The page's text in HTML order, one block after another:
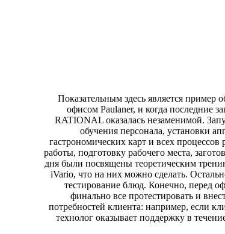
Показательным здесь является пример
офисом Paulaner, и когда последние
RATIONAL оказалась незаменимой.
обучения персонала, установки
гастрономических карт и всех
работы, подготовку рабочего места,
дня были посвящены теоретическим
iVario, что на них можно сделать.
тестирование блюд. Конечно, перед
финально все протестировать и
потребностей клиента: например, если
технолог оказывает поддержку в